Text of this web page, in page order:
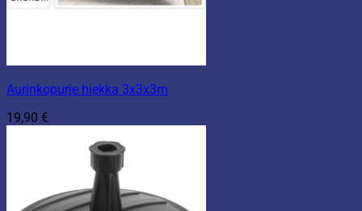
Aurinkopurje hiekka 3x3x3m
19,90 €